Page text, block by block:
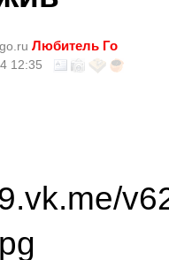
Любитель Го
12:35